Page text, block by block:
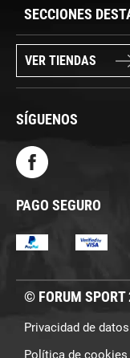
SECCIONES
VER TIENDAS
SÍGUENOS
PAGO SEGURO
© FORUM SPORT
Privacidad de datos
Política de cookies